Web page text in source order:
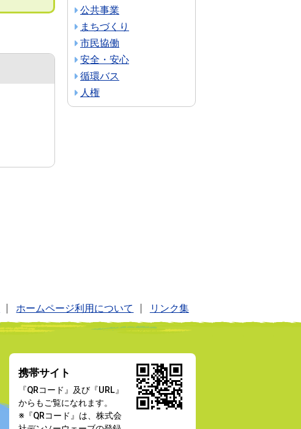
公共事業
まちづくり
市民協働
安全・安心
循環バス
人権
ホームページ利用について リンク集
携帯サイト
『QRコード』及び『URL』
からもご覧になれます。
※『QRコード』は、株式会